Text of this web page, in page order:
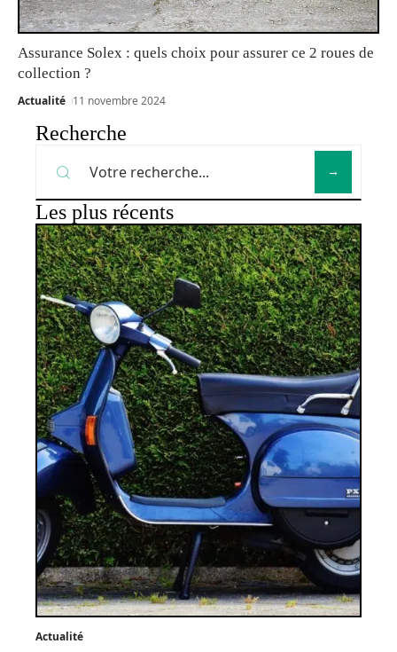
Assurance Solex : quels choix pour assurer ce 2 roues de
collection ?
Actualité 11 novembre 2024
Recherche
Les plus récents
Actualité